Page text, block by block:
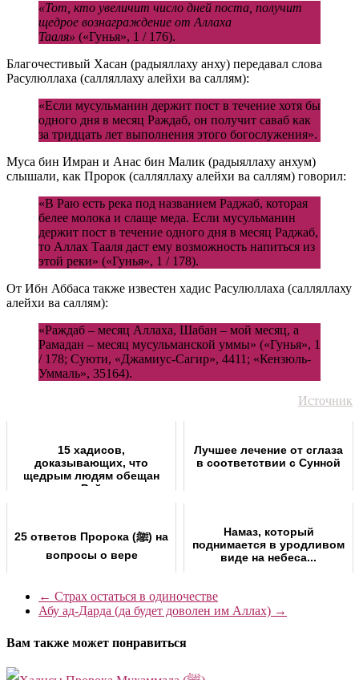
«Тот, кто увеличит число дней поста, получит
щедрое вознаграждение от Аллаха
Тааля» («Гунья», 1 / 176).
Благочестивый Хасан (радыяллаху анху) передавал слова
Расулюллаха (салляллаху алейхи ва саллям):
«Если мусульманин держит пост в течение хотя бы
одного дня в месяц Раждаб, он получит саваб как
за тридцать лет выполнения этого богослужения».
Муса бин Имран и Анас бин Малик (радыяллаху анхум)
слышали, как Пророк (салляллаху алейхи ва саллям) говорил:
«В Раю есть река под названием Раджаб, которая
белее молока и слаще меда. Если мусульманин
держит пост в течение одного дня в месяц Раджаб,
то Аллах Тааля даст ему возможность напиться из
этой реки» («Гунья», 1 / 178).
От Ибн Аббаса также известен хадис Расулюллаха (салляллаху
алейхи ва саллям):
«Раждаб – месяц Аллаха, Шабан – мой месяц, а
Рамадан – месяц мусульманской уммы» («Гунья», 1
/ 178; Суюти, «Джамиус-Сагир», 4411; «Кензюль-
Уммаль», 35164).
Источник
15 хадисов,
доказывающих, что
щедрым людям обещан
Рай
Лучшее лечение от сглаза
в соответствии с Сунной
25 ответов Пророка (ﷺ) на
вопросы о вере
Намаз, который
поднимается в уродливом
виде на небеса...
← Страх остаться в одиночестве
Абу ад-Дарда (да будет доволен им Аллах) →
Вам также может понравиться